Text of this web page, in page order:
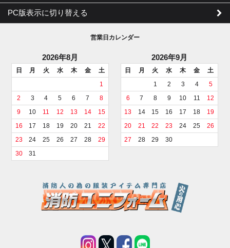
PC版表示に切り替える
営業日カレンダー
2026年8月
日 月 火 水 木 金
土
1
2
3 4 5 6 7
8
9
10 11 12 13 14
15
16
17 18 19 20 21
22
23
24 25 26 27 28
29
30
31
2026年9月
日 月 火 水 木 金
土
1
2 3 4
5
6
7 8 9 10 11
12
13
14 15 16 17 18
19
20
21 22 23 24 25
26
27
28 29 30